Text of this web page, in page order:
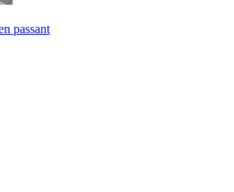
passant